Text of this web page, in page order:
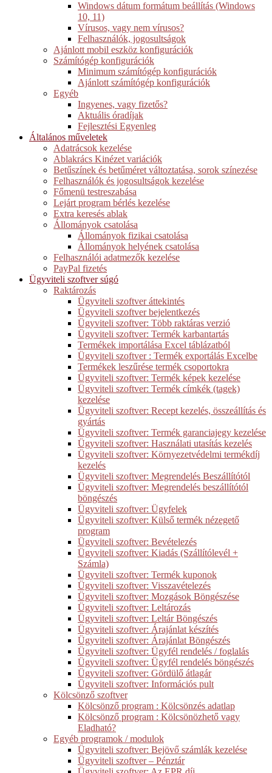
Windows dátum formátum beállítás (Windows
10, 11)
Vírusos, vagy nem vírusos?
Felhasználók, jogosultságok
Ajánlott mobil eszköz konfigurációk
Számítógép konfigurációk
Minimum számítógép konfigurációk
Ajánlott számítógép konfigurációk
Egyéb
Ingyenes, vagy fizetős?
Aktuális óradíjak
Fejlesztési Egyenleg
Általános műveletek
Adatrácsok kezelése
Ablakrács Kinézet variációk
Betűszínek és betűméret változtatása, sorok színezése
Felhasználók és jogosultságok kezelése
Főmenü testreszabása
Lejárt program bérlés kezelése
Extra keresés ablak
Állományok csatolása
Állományok fizikai csatolása
Állományok helyének csatolása
Felhasználói adatmezők kezelése
PayPal fizetés
Ügyviteli szoftver súgó
Raktározás
Ügyviteli szoftver áttekintés
Ügyviteli szoftver bejelentkezés
Ügyviteli szoftver: Több raktáras verzió
Ügyviteli szoftver: Termék karbantartás
Termékek importálása Excel táblázatból
Ügyviteli szoftver : Termék exportálás Excelbe
Termékek leszűrése termék csoportokra
Ügyviteli szoftver: Termék képek kezelése
Ügyviteli szoftver: Termék címkék (tagek)
kezelése
Ügyviteli szoftver: Recept kezelés, összeállítás és
gyártás
Ügyviteli szoftver: Termék garanciajegy kezelése
Ügyviteli szoftver: Használati utasítás kezelés
Ügyviteli szoftver: Környezetvédelmi termékdíj
kezelés
Ügyviteli szoftver: Megrendelés Beszállítótól
Ügyviteli szoftver: Megrendelés beszállítótól
böngészés
Ügyviteli szoftver: Ügyfelek
Ügyviteli szoftver: Külső termék nézegető
program
Ügyviteli szoftver: Bevételezés
Ügyviteli szoftver: Kiadás (Szállítólevél +
Számla)
Ügyviteli szoftver: Termék kuponok
Ügyviteli szoftver: Visszavételezés
Ügyviteli szoftver: Mozgások Böngészése
Ügyviteli szoftver: Leltározás
Ügyviteli szoftver: Leltár Böngészés
Ügyviteli szoftver: Árajánlat készítés
Ügyviteli szoftver: Árajánlat Böngészés
Ügyviteli szoftver: Ügyfél rendelés / foglalás
Ügyviteli szoftver: Ügyfél rendelés böngészés
Ügyviteli szoftver: Gördülő átlagár
Ügyviteli szoftver: Információs pult
Kölcsönző szoftver
Kölcsönző program : Kölcsönzés adatlap
Kölcsönző program : Kölcsönözhető vagy
Eladható?
Egyéb programok / modulok
Ügyviteli szoftver: Bejövő számlák kezelése
Ügyviteli szoftver – Pénztár